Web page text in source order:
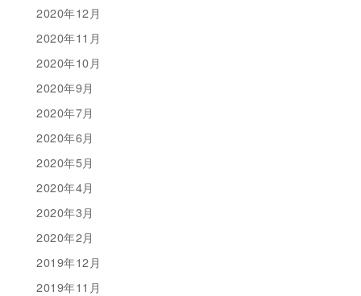
2020年12月
2020年11月
2020年10月
2020年9月
2020年7月
2020年6月
2020年5月
2020年4月
2020年3月
2020年2月
2019年12月
2019年11月